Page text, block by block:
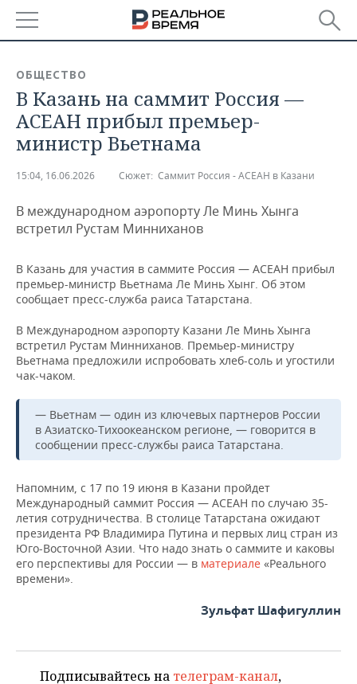
БАШКОРТОСТАН
ТАТАРСТАН
НОВОСТИ
АНАЛИТИКА
ДЕКЛАРАЦИИ О ДОХОДАХ
КОРОЛИ ГОСЗАКАЗА ПФО
ВУЗЫ ТАТАРСТАНА
ТОРГОВЫЕ ЦЕНТРЫ
ТАТАРСТАНА
НОВОСТИ ЭКОНОМИКИ
ФИНАНСЫ
БАНКИ
ИНВЕСТИЦИИ
ПРОМЫШЛЕННОСТЬ
НОВОСТИ
АГРОПРОМ
МАШИНОСТРОЕНИЕ
НЕФТЕХИМИЯ
НЕФТЬ
ОПК
НЕДВИЖИМОСТЬ
НОВОСТИ НЕДВИЖИМОСТИ
АВТО
НОВОСТИ БИЗНЕСА
ТРАНСПОРТ
УСЛУГИ
ТЕХНОЛОГИИ
МЕДИА
ТЕЛЕКОММУНИКАЦИИ
НОВОСТИ МЕРОПРИЯТИЙ
ВЫЕЗДНАЯ РЕДАКЦИЯ
БИЗНЕС-БРАНЧИ
ONLINE-КОНФЕРЕНЦИИ
ОТКРЫТАЯ ЛЕКЦИЯ
СПОРТ
НОВОСТИ СПОРТА
ФУТБОЛ
ХОККЕЙ
БАСКЕТБОЛ
ФИГУРНОЕ КАТАНИЕ
ОБЩЕСТВО
НОВОСТИ ОБЩЕСТВА
ВЛАСТЬ
ИНФРАСТРУКТУРА
МЕДИЦИНА
ФОТОГАЛЕРЕЯ
СЮЖЕТЫ
СПРАВОЧНИК
ОБЩЕСТВО
В Казань на саммит Россия —
АСЕАН прибыл премьер-
министр Вьетнама
15:04, 16.06.2026 Сюжет: Саммит Россия - АСЕАН в Казани
В международном аэропорту Ле Минь Хынга
встретил Рустам Минниханов
В Казань для участия в саммите Россия — АСЕАН прибыл
премьер-министр Вьетнама Ле Минь Хынг. Об этом
сообщает пресс-служба раиса Татарстана.
В Международном аэропорту Казани Ле Минь Хынга
встретил Рустам Минниханов. Премьер-министру
Вьетнама предложили испробовать хлеб-соль и угостили
чак-чаком.
— Вьетнам — один из ключевых партнеров России
в Азиатско-Тихоокеанском регионе, — говорится в
сообщении пресс-службы раиса Татарстана.
Напомним, с 17 по 19 июня в Казани пройдет
Международный саммит Россия — АСЕАН по случаю 35-
летия сотрудничества. В столице Татарстана ожидают
президента РФ Владимира Путина и первых лиц стран из
Юго-Восточной Азии. Что надо знать о саммите и каковы
его перспективы для России — в материале «Реального
времени».
Зульфат Шафигуллин
Подписывайтесь на телеграм-канал,